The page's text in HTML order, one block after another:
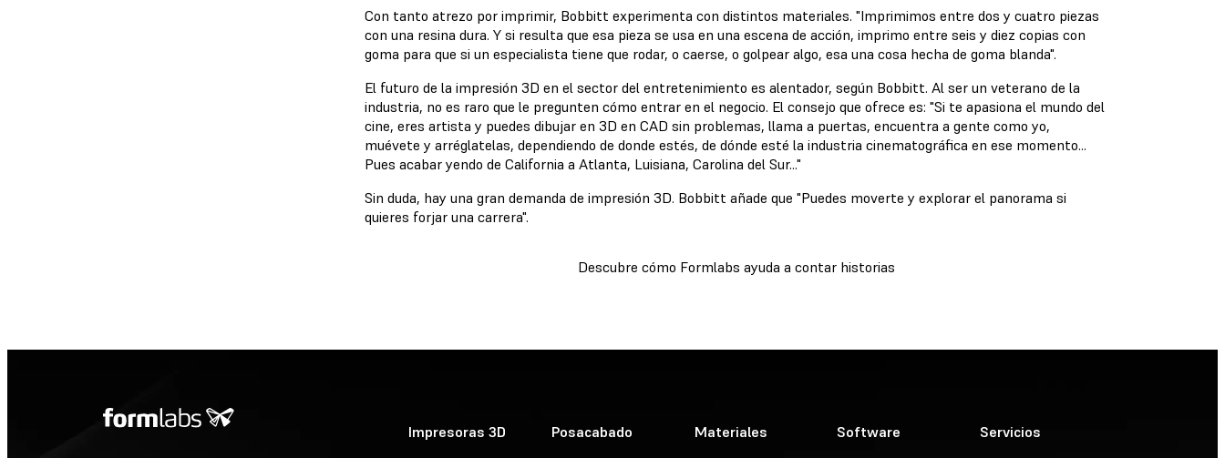
Con tanto atrezo por imprimir, Bobbitt experimenta con distintos materiales. "Imprimimos entre dos y cuatro piezas
con una resina dura. Y si resulta que esa pieza se usa en una escena de acción, imprimo entre seis y diez copias con
goma para que si un especialista tiene que rodar, o caerse, o golpear algo, esa una cosa hecha de goma blanda".
El futuro de la impresión 3D en el sector del entretenimiento es alentador, según Bobbitt. Al ser un veterano de la
industria, no es raro que le pregunten cómo entrar en el negocio. El consejo que ofrece es: "Si te apasiona el mundo del
cine, eres artista y puedes dibujar en 3D en CAD sin problemas, llama a puertas, encuentra a gente como yo,
muévete y arréglatelas, dependiendo de donde estés, de dónde esté la industria cinematográfica en ese momento...
Pues acabar yendo de California a Atlanta, Luisiana, Carolina del Sur..."
Sin duda, hay una gran demanda de impresión 3D. Bobbitt añade que "Puedes moverte y explorar el panorama si
quieres forjar una carrera".
Descubre cómo Formlabs ayuda a contar historias
Impresoras 3D Posacabado Materiales Software Servicios